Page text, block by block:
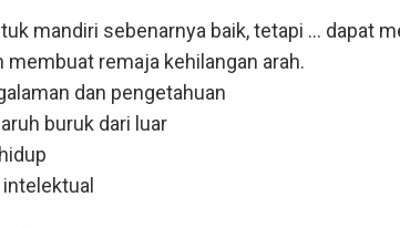
mandiri sebenarnya baik, tetapi ... dapat
membuat remaja kehilangan arah.
dan pengetahuan
buruk dari luar